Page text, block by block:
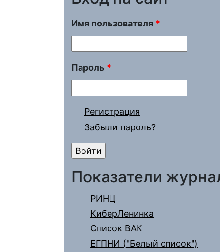
Имя пользователя *
Пароль *
Регистрация
Забыли пароль?
Показатели
РИНЦ
КиберЛенинка
Список ВАК
ЕГПНИ ("Белый список")